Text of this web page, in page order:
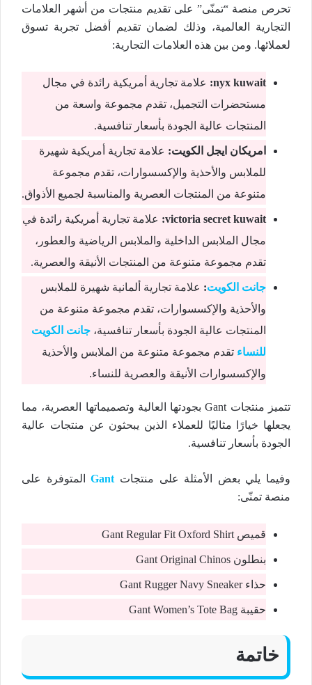
تحرص منصة “تمنّى” على تقديم منتجات من أشهر العلامات
التجارية العالمية، وذلك لضمان تقديم أفضل تجربة تسوق
لعملائها. ومن بين هذه العلامات التجارية:
nyx kuwait:
علامة تجارية أمريكية رائدة في مجال
مستحضرات التجميل، تقدم مجموعة واسعة من
المنتجات عالية الجودة بأسعار تنافسية.
امريكان ايجل الكويت: علامة تجارية أمريكية شهيرة
للملابس والأحذية والإكسسوارات، تقدم مجموعة
متنوعة من المنتجات العصرية والمناسبة لجميع الأذواق.
victoria secret kuwait:
علامة تجارية أمريكية رائدة في
مجال الملابس الداخلية والملابس الرياضية والعطور،
تقدم مجموعة متنوعة من المنتجات الأنيقة والعصرية.
جانت الكويت: علامة تجارية ألمانية شهيرة للملابس
والأحذية والإكسسوارات، تقدم مجموعة متنوعة من
المنتجات عالية الجودة بأسعار تنافسية، جانت الكويت
للنساء تقدم مجموعة متنوعة من الملابس والأحذية
والإكسسوارات الأنيقة والعصرية للنساء.
تتميز منتجات Gant بجودتها العالية وتصميماتها العصرية، مما
يجعلها خيارًا مثاليًا للعملاء الذين يبحثون عن منتجات عالية
الجودة بأسعار تنافسية.
وفيما يلي بعض الأمثلة على منتجات Gantالمتوفرة على
منصة تمنّى:
قميص Gant Regular Fit Oxford Shirt
بنطلون Gant Original Chinos
حذاء Gant Rugger Navy Sneaker
حقيبة Gant Women’s Tote Bag
خاتمة